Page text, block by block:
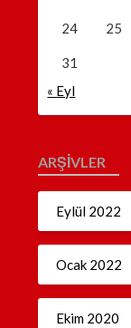
24 25
31
« Eyl
ARŞIVLER
Eylül 2022
Ocak 2022
Ekim 2020